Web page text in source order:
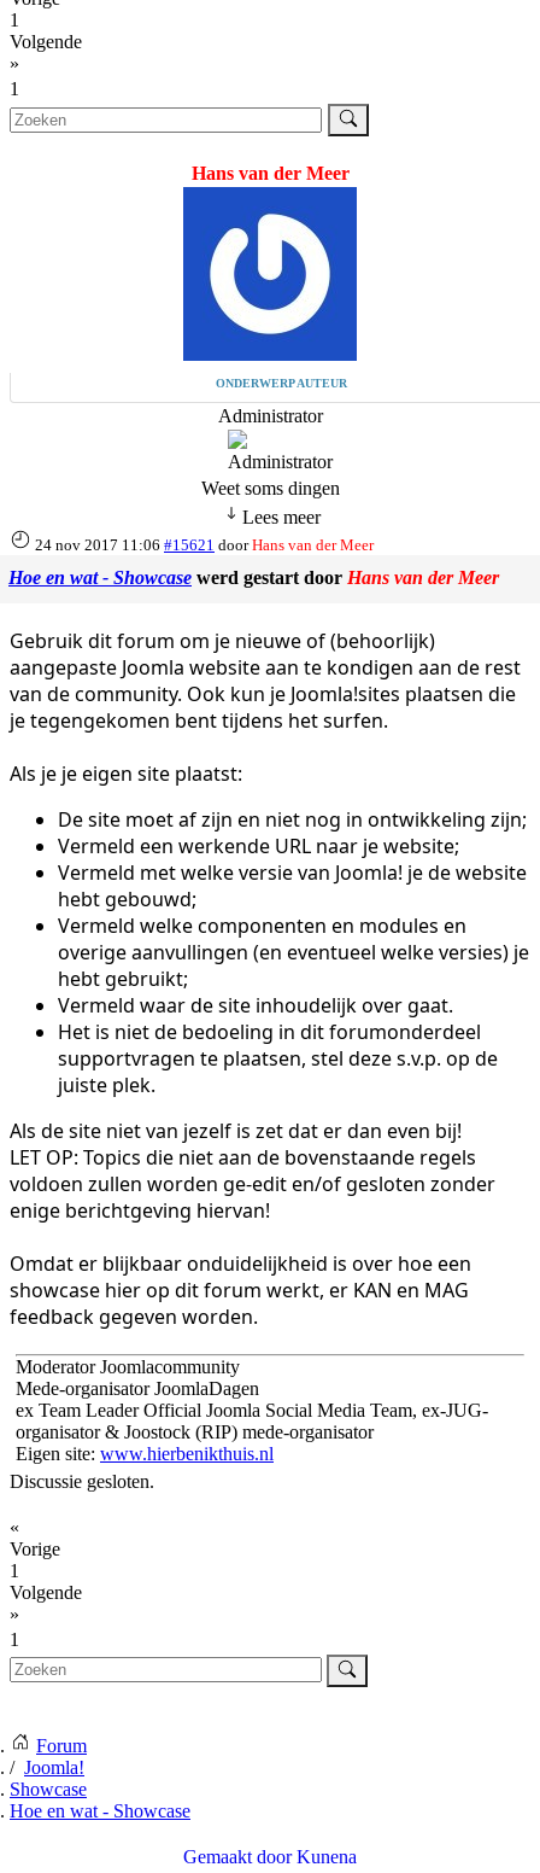
1
Volgende
»
1
Hans van der Meer
ONDERWERP AUTEUR
Administrator
Weet soms dingen
Lees meer
24 nov 2017 11:06 #15621 doorHans van der Meer
Hoe en wat - Showcase werd gestart door Hans van der Meer
Gebruik dit forum om je nieuwe of (behoorlijk)
aangepaste Joomla website aan te kondigen aan de rest
van de community. Ook kun je Joomla!sites plaatsen die
je tegengekomen bent tijdens het surfen.
Als je je eigen site plaatst:
De site moet af zijn en niet nog in ontwikkeling zijn;
Vermeld een werkende URL naar je website;
Vermeld met welke versie van Joomla! je de website
hebt gebouwd;
Vermeld welke componenten en modules en
overige aanvullingen (en eventueel welke versies) je
hebt gebruikt;
Vermeld waar de site inhoudelijk over gaat.
Het is niet de bedoeling in dit forumonderdeel
supportvragen te plaatsen, stel deze s.v.p. op de
juiste plek.
Als de site niet van jezelf is zet dat er dan even bij!
LET OP: Topics die niet aan de bovenstaande regels
voldoen zullen worden ge-edit en/of gesloten zonder
enige berichtgeving hiervan!
Omdat er blijkbaar onduidelijkheid is over hoe een
showcase hier op dit forum werkt, er KAN en MAG
feedback gegeven worden.
Moderator Joomlacommunity
Mede-organisator JoomlaDagen
ex Team Leader Official Joomla Social Media Team, ex-JUG-
organisator & Joostock (RIP) mede-organisator
Eigen site: www.hierbenikthuis.nl
Discussie gesloten.
«
Vorige
1
Volgende
»
1
Forum
Joomla!
Showcase
Hoe en wat - Showcase
Gemaakt doorKunena